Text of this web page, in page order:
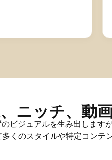
ニッチ、動
ビジュアルを生み出しま
多くのスタイルや特定コン